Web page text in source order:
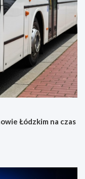
Łódzkim na czas